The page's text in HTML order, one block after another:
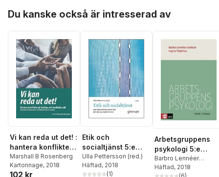
Du kanske också är intresserad av
Vi kan reda ut det! :
hantera konflikter
på fredliga och
kraftfulla sätt -
Marshall B Rosenberg
Kartonnage, 2018
102 kr
Etik och
socialtjänst 5:e
uppl : Om
förutsättningarna
Ulla Pettersson (red.)
Häftad, 2018
(1)
Arbetsgruppens
psykologi 5:e
utgåvan
Barbro Lennéer
Axelson,Ingela
Häftad, 2018